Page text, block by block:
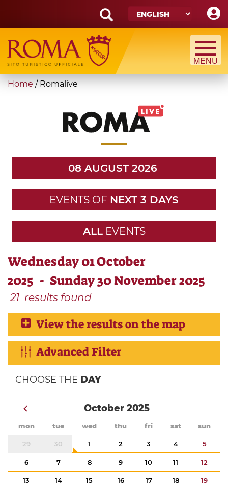
main
content
Search
form
Search
You
Home / Romalive
08 AUGUST 2026
EVENTS OF NEXT 3 DAYS
ALL EVENTS
Wednesday 01 October
2025 - Sunday 30 November 2025
21 results found
View the results on the map
Advanced Filter
CHOOSE THE DAY
October 2025
mon tue wed thu fri sat sun
29 30 1 2 3 4 5
6 7 8 9 10 11 12
13 14 15 16 17 18 19